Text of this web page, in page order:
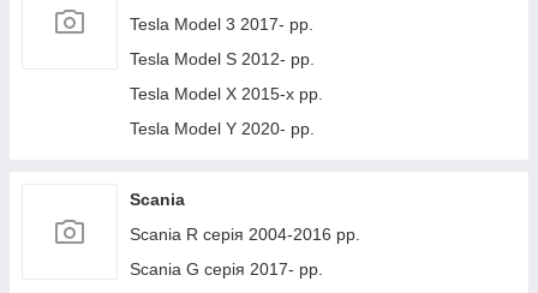
Tesla Model 3 2017- рр.
Tesla Model S 2012- рр.
Tesla Model X 2015-х рр.
Tesla Model Y 2020- рр.
Scania
Scania R серія 2004-2016 рр.
Scania G серія 2017- рр.